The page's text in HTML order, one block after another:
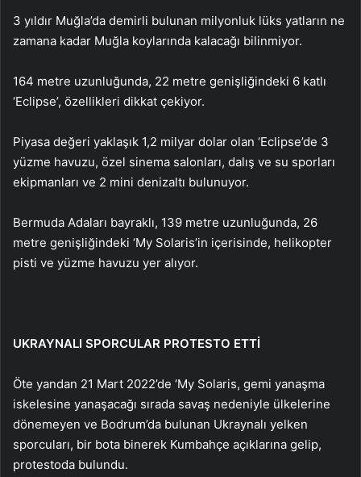
3 yıldır Muğla’da demirli bulunan milyonluk lüks yatların ne
zamana kadar Muğla koylarında kalacağı bilinmiyor.
164 metre uzunluğunda, 22 metre genişliğindeki 6 katlı
‘Eclipse’, özellikleri dikkat çekiyor.
Piyasa değeri yaklaşık 1,2 milyar dolar olan ‘Eclipse’de 3
yüzme havuzu, özel sinema salonları, dalış ve su sporları
ekipmanları ve 2 mini denizaltı bulunuyor.
Bermuda Adaları bayraklı, 139 metre uzunluğunda, 26
metre genişliğindeki ‘My Solaris’in içerisinde, helikopter
pisti ve yüzme havuzu yer alıyor.
UKRAYNALI SPORCULAR PROTESTO ETTİ
Öte yandan 21 Mart 2022’de ‘My Solaris, gemi yanaşma
iskelesine yanaşacağı sırada savaş nedeniyle ülkelerine
dönemeyen ve Bodrum’da bulunan Ukraynalı yelken
sporcuları, bir bota binerek Kumbahçe açıklarına gelip,
protestoda bulundu.